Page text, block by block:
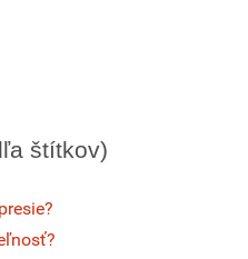
štítkov)